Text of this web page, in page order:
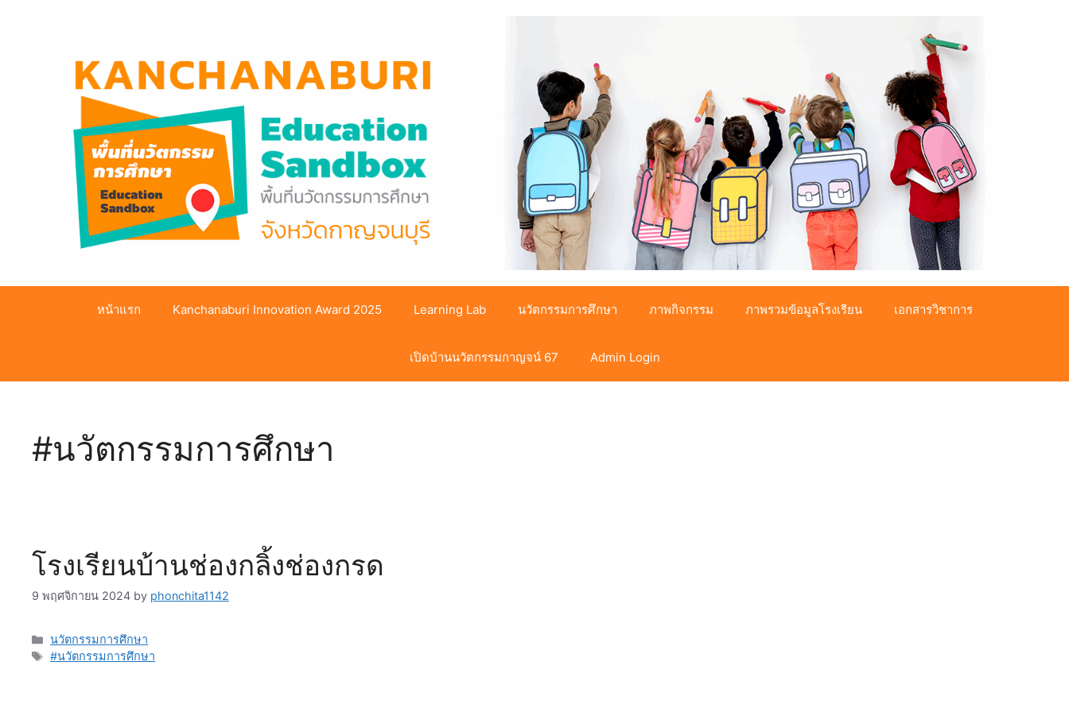
หน้าแรก Kanchanaburi Innovation Award 2025 Learning Lab นวัตกรรมการศึกษา ภาพกิจกรรม ภาพรวมข้อมูลโรงเรียน เอกสารวิชาการ
เปิดบ้านนวัตกรรมกาญจน์ 67 Admin Login
#นวัตกรรมการศึกษา
โรงเรียนบ้านช่องกลิ้งช่องกรด
9 พฤศจิกายน 2024 by phonchita1142
Categories
นวัตกรรมการศึกษา
Tags
#นวัตกรรมการศึกษา